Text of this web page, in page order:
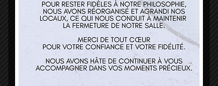
Nos services
Restaurant
Contact